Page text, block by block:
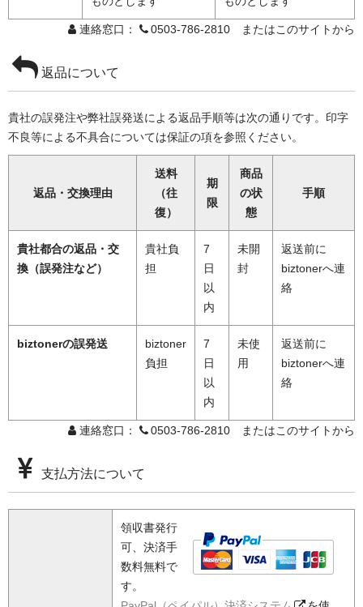
連絡窓口： 0503-786-2810 またはこのサイトから
返品について
貴社の誤発注や弊社誤発送による返品手順等は次の通りです。印字
不良等による不具合については保証の項を参照ください。
返品・交換理由
送料
（往
復）
期
限
商品
の状
態
手順
貴社都合の返品・交
換（誤発注など）
貴社負
担
7
日
以
内
未開
封
返送前に
biztonerへ連
絡
biztonerの誤発送
biztoner
負担
7
日
以
内
未使
用
返送前に
biztonerへ連
絡
連絡窓口： 0503-786-2810 またはこのサイトから
支払方法について
領収書発行
可、決済手
数料無料で
す。